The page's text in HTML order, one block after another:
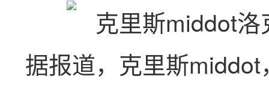
据报道，克里斯